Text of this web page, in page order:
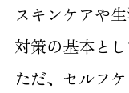
スキンケアや
対策の基本と
ただ、セルフ